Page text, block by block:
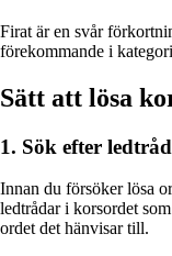
Firat är en svår
förekommande i
Sätt att lösa
1. Sök efter
Innan du försöker lösa
ledtrådar i korsordet
ordet det hänvisar till.